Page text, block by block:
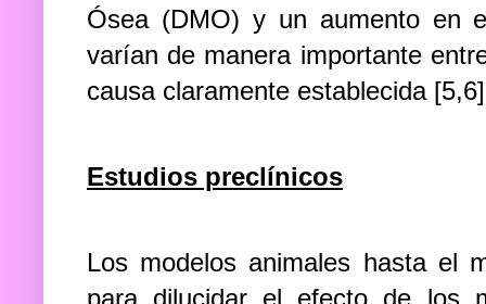
Ósea (DMO) y un aumento en
varían de manera importante
causa claramente establecida
Estudios preclínicos
Los modelos animales hasta el